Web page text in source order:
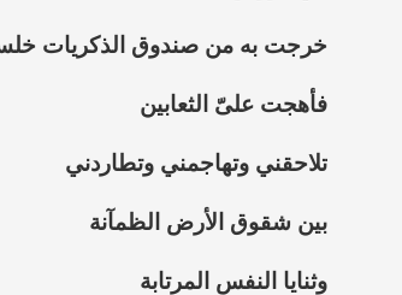
خرجت به من صندوق الذكريات
فأهجت علىّ الثعابين
تلاحقني وتهاجمني وتطاردني
بين شقوق الأرض الظمآنة
وثنايا النفس المرتابة